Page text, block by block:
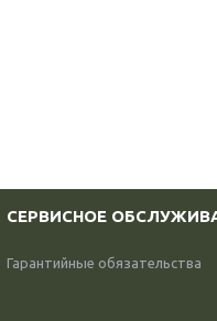
СЕРВИСНОЕ
Гарантийные обязательства